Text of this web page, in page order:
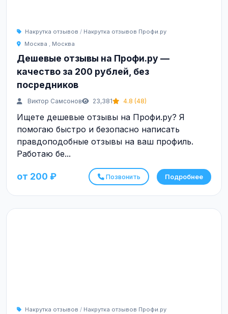
Накрутка отзывов / Накрутка отзывов Профи.ру
Москва , Москва
Дешевые отзывы на Профи.ру —
качество за 200 рублей, без
посредников
Виктор Самсонов 23,381 4.8 (48)
Ищете дешевые отзывы на Профи.ру? Я
помогаю быстро и безопасно написать
правдоподобные отзывы на ваш профиль.
Работаю бе...
от 200 ₽ Позвонить Подробнее
Накрутка отзывов / Накрутка отзывов Профи.ру